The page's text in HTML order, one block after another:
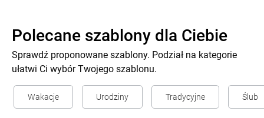
Polecane szablony dla Ciebie
Sprawdź proponowane szablony. Podział na kategorie
ułatwi Ci wybór Twojego szablonu.
Wakacje Urodziny Tradycyjne Ślub